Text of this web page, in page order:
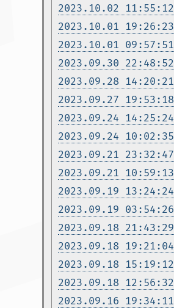
2023.10.02 11:55:12
2023.10.01 19:26:23
2023.10.01 09:57:51
2023.09.30 22:48:52
2023.09.28 14:20:21
2023.09.27 19:53:18
2023.09.24 14:25:24
2023.09.24 10:02:35
2023.09.21 23:32:47
2023.09.21 10:59:13
2023.09.19 13:24:24
2023.09.19 03:54:26
2023.09.18 21:43:29
2023.09.18 19:21:04
2023.09.18 15:19:12
2023.09.18 12:56:32
2023.09.16 19:34:11